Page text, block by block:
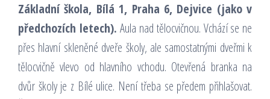
Základní škola, Bílá 1, Praha 6, Dejvice (jako v
předchozích letech). Aula nad tělocvičnou. Vchází se ne
přes hlavní skleněné dveře školy, ale samostatnými dveřmi k
tělocvičně vlevo od hlavního vchodu. Otevřená branka na
dvůr školy je z Bílé ulice. Není třeba se předem přihlašovat.